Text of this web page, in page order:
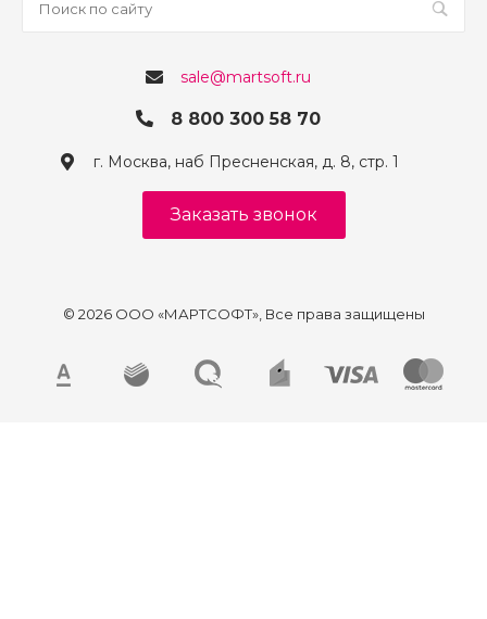
sale@martsoft.ru
8 800 300 58 70
г. Москва, наб Пресненская, д. 8, стр. 1
Заказать звонок
© 2026 ООО «МАРТСОФТ», Все права защищены